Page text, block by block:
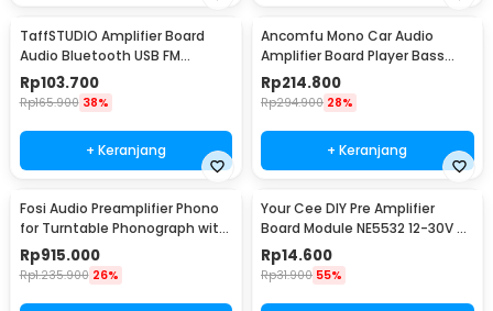
TaffSTUDIO Amplifier Board
Audio Bluetooth USB FM
Subwoofer DIY 400W - D10OK
Rp103.700
Rp165.900 38%
+ Keranjang
Ancomfu Mono Car Audio
Amplifier Board Player Bass
Subwoofer 12V 600W - FK-206
Rp214.800
Rp294.900 28%
+ Keranjang
Fosi Audio Preamplifier Phono
for Turntable Phonograph with
Tube - Box X2
Rp915.000
Rp1.235.900 26%
Your Cee DIY Pre Amplifier
Board Module NE5532 12-30V -
XH-A902
Rp14.600
Rp31.900 55%